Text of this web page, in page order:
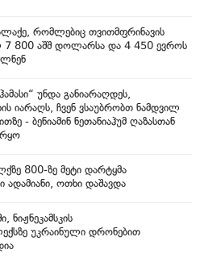
რომლებიც თვითმფრინავის
7 800 აშშ დოლარსა და 4 450 ევროს
უნდა განიარაღდეს,
იარაღს, ჩვენ ვსაუბრობთ ნამდვილ
- ბენიამინ ნეთანიაჰუმ ღაზასთან
800-ზე მეტი დარტყმა
ოთხი დაშავდა
ნიჟნეკამსკის
უკრაინული დრონებით